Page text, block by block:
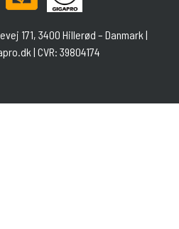
171, 3400 Hillerød – Danmark |
| CVR: 39804174